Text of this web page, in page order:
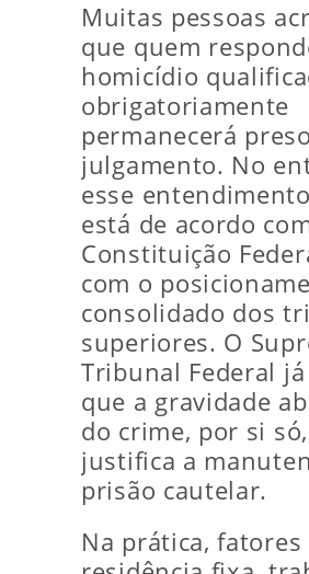
Muitas pessoas
que quem
homicídio
obrigatoriamente
permanecerá
julgamento. No
esse
está de acordo
Constituição
com o
consolidado dos
superiores. O
Tribunal Federal
que a gravidade
do crime, por si
justifica a
prisão cautelar.
Na prática, fatores